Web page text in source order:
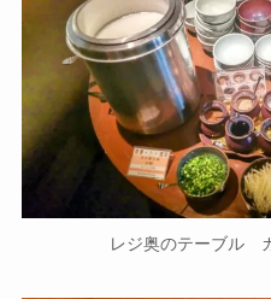
レジ奥のテーブル